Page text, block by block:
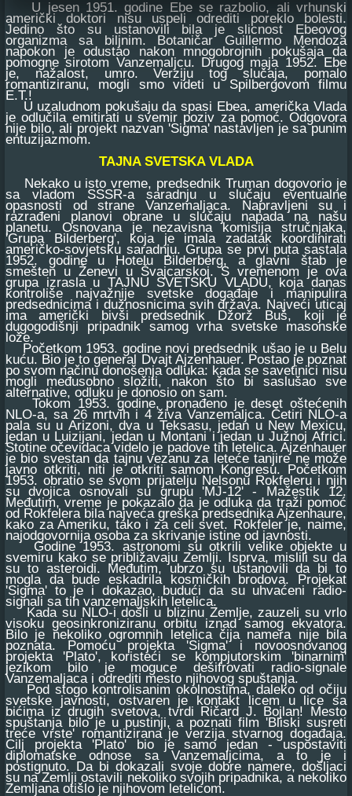
U jesen 1951. godine Ebe se razbolio, ali vrhunski
američki doktori nisu uspeli odrediti poreklo bolesti.
Jedino što su ustanovili bila je slicnost Ebeovog
organizma sa biljnim. Botaničar Guillermo Mendoza
napokon je odustao nakon mnogobrojnih pokušaja da
pomogne sirotom Vanzemaljcu. Drugog maja 1952. Ebe
je, nažalost, umro. Verziju tog slučaja, pomalo
romantiziranu, mogli smo videti u Spilbergovom filmu
E.T.!
U uzaludnom pokušaju da spasi Ebea, američka Vlada
je odlučila emitirati u svemir poziv za pomoć. Odgovora
nije bilo, ali projekt nazvan 'Sigma' nastavljen je sa punim
entuzijazmom.
TAJNA SVETSKA VLADA
Nekako u isto vreme, predsednik Truman dogovorio je
sa vladom SSSR-a saradnju u slučaju eventualne
opasnosti od strane Vanzemaljaca. Napravljeni su i
razrađeni planovi obrane u slučaju napada na našu
planetu. Osnovana je nezavisna komisija stručnjaka,
'Grupa Bilderberg', koja je imala zadatak koordinirati
američko-sovjetsku saradnju. Grupa se prvi puta sastala
1952. godine u Hotelu Bilderberg, a glavni štab je
smešten u Ženevi u Švajcarskoj. S vremenom je ova
grupa izrasla u TAJNU SVETSKU VLADU, koja danas
kontroliše najvažnije svetske događaje i manipulira
predsednicima i dužnosnicima svih država. Najveći uticaj
ima američki bivši predsednik Džorž Buš, koji je
dugogodišnji pripadnik samog vrha svetske masonske
lože.
Početkom 1953. godine novi predsednik ušao je u Belu
kuću. Bio je to general Dvajt Ajzenhauer. Postao je poznat
po svom načinu donošenja odluka: kada se savetinici nisu
mogli međusobno složiti, nakon što bi saslušao sve
alternative, odluku je donosio on sam.
Tokom 1953. godine, pronađeno je deset oštećenih
NLO-a, sa 26 mrtvih i 4 živa Vanzemaljca. Četiri NLO-a
pala su u Arizoni, dva u Teksasu, jedan u New Mexicu,
jedan u Luizijani, jedan u Montani i jedan u Južnoj Africi.
Stotine očevidaca videlo je padove tih letelica. Ajzenhauer
je bio svestan da tajnu vezanu za leteće tanjire ne može
javno otkriti, niti je otkriti samom Kongresu. Početkom
1953. obratio se svom prijatelju Nelsonu Rokfeleru i njih
su dvojica osnovali su grupu 'MJ-12' - Mažestik 12.
Međutim, vreme je pokazalo da je odluka da traži pomoć
od Rokfelera bila najveća greška predsednika Ajzenhaure,
kako za Ameriku, tako i za celi svet. Rokfeler je, naime,
najodgovornija osoba za skrivanje istine od javnosti.
Godine 1953. astronomi su otkrili velike objekte u
svemiru kako se približavaju Zemlji. Isprva, mislili su da
su to asteroidi. Međutim, ubrzo su ustanovili da bi to
mogla da bude eskadrila kosmičkih brodova. Projekat
'Sigma' to je i dokazao, budući da su uhvaćeni radio-
signali sa tih vanzemaljskih letelica.
Kada su NLO-i došli u blizinu Zemlje, zauzeli su vrlo
visoku geosinkroniziranu orbitu iznad samog ekvatora.
Bilo je nekoliko ogromnih letelica čija namera nije bila
poznata. Pomoću projekta 'Sigma' i novoosnovanog
projekta 'Plato', koristeći se kompjutorskim 'binarnim'
jezikom bilo je moguce dešifrovati radio-signale
Vanzemaljaca i odrediti mesto njihovog spuštanja.
Pod stogo kontrolisanim okolnostima, daleko od očiju
svetske javnosti, ostvaren je kontakt licem u lice sa
bićima iz drugih svetova, tvrdi Ričard J. Bojlan! Mesto
spuštanja bilo je u pustinji, a poznati film 'Bliski susreti
treće vrste' romantizirana je verzija stvarnog događaja.
Cilj projekta 'Plato' bio je samo jedan - uspostaviti
diplomatske odnose sa Vanzemaljcima, a to je i
postignuto. Da bi dokazali svoje dobre namere, došljaci
su na Zemlji ostavili nekoliko svojih pripadnika, a nekoliko
Zemljana otišlo je njihovom letelicom.